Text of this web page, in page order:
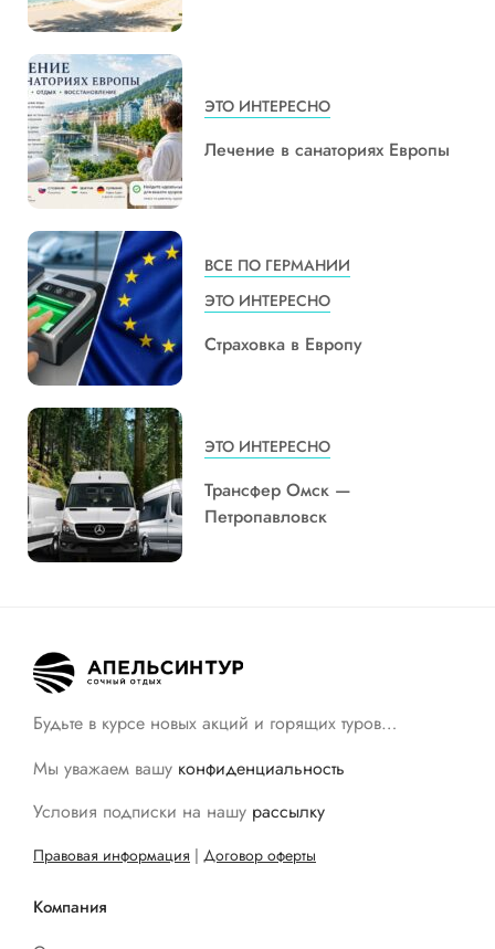
ЭТО ИНТЕРЕСНО
Лечение в санаториях Европы
ВСЕ ПО ГЕРМАНИИ
ЭТО ИНТЕРЕСНО
Страховка в Европу
ЭТО ИНТЕРЕСНО
Трансфер Омск —
Петропавловск
Будьте в курсе новых акций и горящих туров…
Мы уважаем вашу конфиденциальность
Условия подписки на нашу рассылку
Правовая информация | Договор оферты
Компания